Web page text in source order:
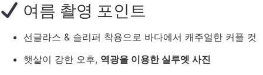
여름 촬영 포인트
선글라스 & 슬리퍼 착용으로 바다에서 캐주얼한 커플 컷
햇살이 강한 오후, 역광을 이용한 실루엣 사진